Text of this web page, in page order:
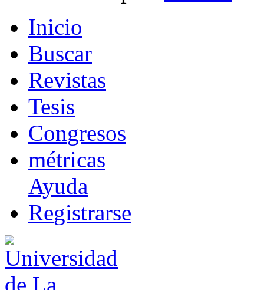
Inicio
Buscar
Revistas
Tesis
Congresos
métricas
Ayuda
Registrarse